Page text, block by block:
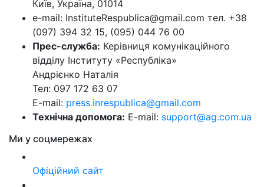
Київ, Україна, 01014
e-mail: InstituteRespublica@gmail.com тел. +38
(097) 394 32 15, (095) 044 76 00
Прес-служба: Керівниця комунікаційного
відділу Інституту «Республіка»
Андрієнко Наталія
Тел: 097 172 63 07
E-mail: press.inrespublica@gmail.com
Технічна допомога: E-mail: support@ag.com.ua
Ми у соцмережах
Офіційний сайт